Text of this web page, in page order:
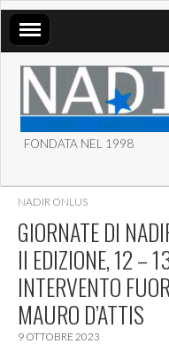
ETS
FONDATA NEL 1998
NADIR ONLUS
GIORNATE DI
II EDIZIONE, 12 –
INTERVENTO
MAURO D’ATTIS
9 OTTOBRE 2023